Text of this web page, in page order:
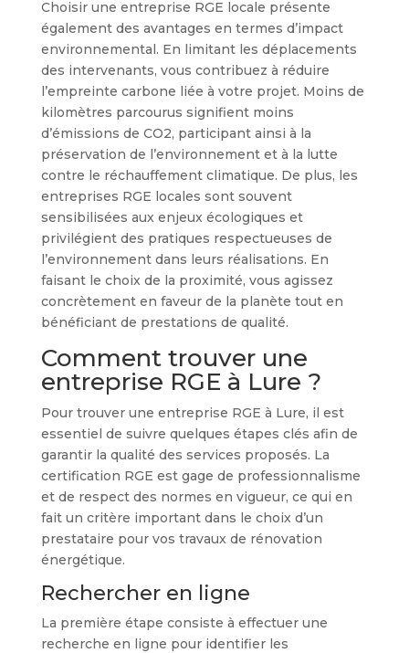
Choisir une entreprise RGE locale présente
également des avantages en termes d’impact
environnemental. En limitant les déplacements
des intervenants, vous contribuez à réduire
l’empreinte carbone liée à votre projet. Moins de
kilomètres parcourus signifient moins
d’émissions de CO2, participant ainsi à la
préservation de l’environnement et à la lutte
contre le réchauffement climatique. De plus, les
entreprises RGE locales sont souvent
sensibilisées aux enjeux écologiques et
privilégient des pratiques respectueuses de
l’environnement dans leurs réalisations. En
faisant le choix de la proximité, vous agissez
concrètement en faveur de la planète tout en
bénéficiant de prestations de qualité.
Comment trouver une
entreprise RGE à Lure ?
Pour trouver une entreprise RGE à Lure, il est
essentiel de suivre quelques étapes clés afin de
garantir la qualité des services proposés. La
certification RGE est gage de professionnalisme
et de respect des normes en vigueur, ce qui en
fait un critère important dans le choix d’un
prestataire pour vos travaux de rénovation
énergétique.
Rechercher en ligne
La première étape consiste à effectuer une
recherche en ligne pour identifier les